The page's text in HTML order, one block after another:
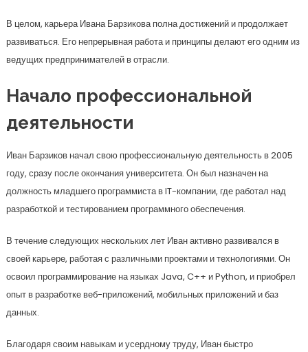
В целом, карьера Ивана Барзикова полна достижений и продолжает
развиваться. Его непрерывная работа и принципы делают его одним из
ведущих предпринимателей в отрасли.
Начало профессиональной
деятельности
Иван Барзиков начал свою профессиональную деятельность в 2005
году, сразу после окончания университета. Он был назначен на
должность младшего программиста в IT-компании, где работал над
разработкой и тестированием программного обеспечения.
В течение следующих нескольких лет Иван активно развивался в
своей карьере, работая с различными проектами и технологиями. Он
освоил программирование на языках Java, C++ и Python, и приобрел
опыт в разработке веб-приложений, мобильных приложений и баз
данных.
Благодаря своим навыкам и усердному труду, Иван быстро